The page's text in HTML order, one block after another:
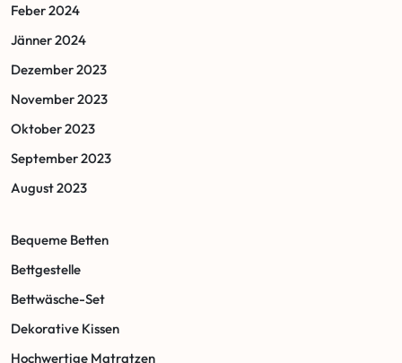
Feber 2024
Jänner 2024
Dezember 2023
November 2023
Oktober 2023
September 2023
August 2023
Bequeme Betten
Bettgestelle
Bettwäsche-Set
Dekorative Kissen
Hochwertige Matratzen